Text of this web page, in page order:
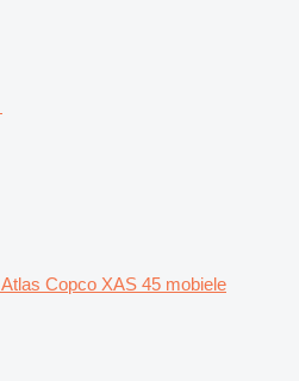
Atlas Copco XAS 45 mobiele